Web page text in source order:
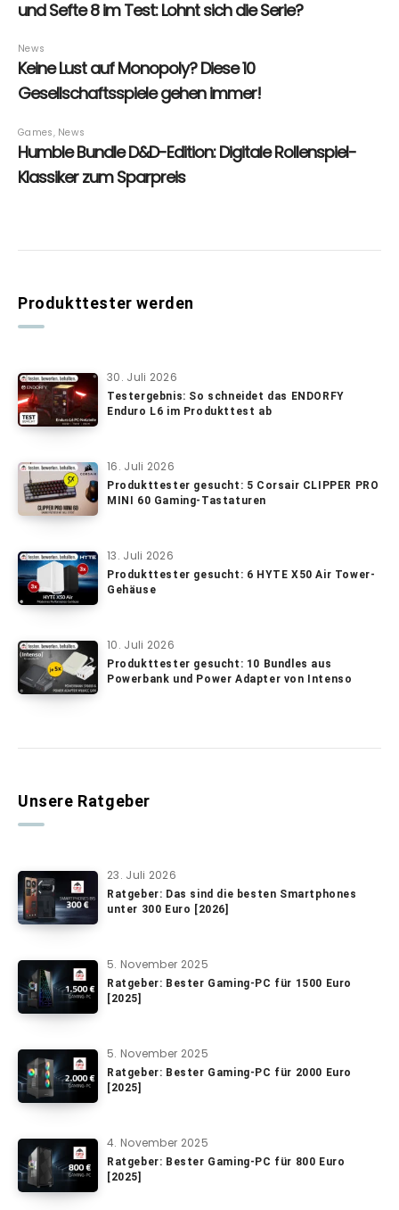
Produkttester werden
30. Juli 2026
Testergebnis: So schneidet das ENDORFY
Enduro L6 im Produkttest ab
16. Juli 2026
Produkttester gesucht: 5 Corsair CLIPPER PRO
MINI 60 Gaming-Tastaturen
13. Juli 2026
Produkttester gesucht: 6 HYTE X50 Air Tower-
Gehäuse
10. Juli 2026
Produkttester gesucht: 10 Bundles aus
Powerbank und Power Adapter von Intenso
Unsere Ratgeber
23. Juli 2026
Ratgeber: Das sind die besten Smartphones
unter 300 Euro [2026]
5. November 2025
Ratgeber: Bester Gaming-PC für 1500 Euro
[2025]
5. November 2025
Ratgeber: Bester Gaming-PC für 2000 Euro
[2025]
4. November 2025
Ratgeber: Bester Gaming-PC für 800 Euro
[2025]